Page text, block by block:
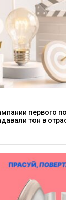
первого
тон в